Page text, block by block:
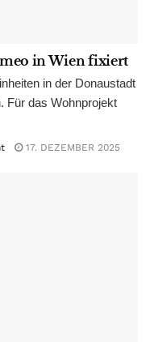
in Wien fixiert
in der Donaustadt
Für das Wohnprojekt
17. DEZEMBER 2025